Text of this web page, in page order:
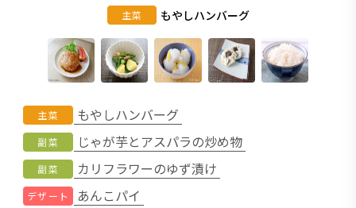
主菜 もやしハンバーグ
主菜 もやしハンバーグ
副菜 じゃが芋とアスパラの炒め物
副菜 カリフラワーのゆず漬け
デザート あんこパイ